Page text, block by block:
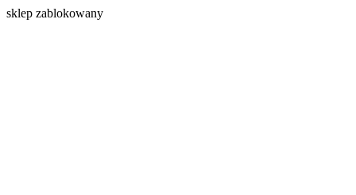
sklep zablokowany